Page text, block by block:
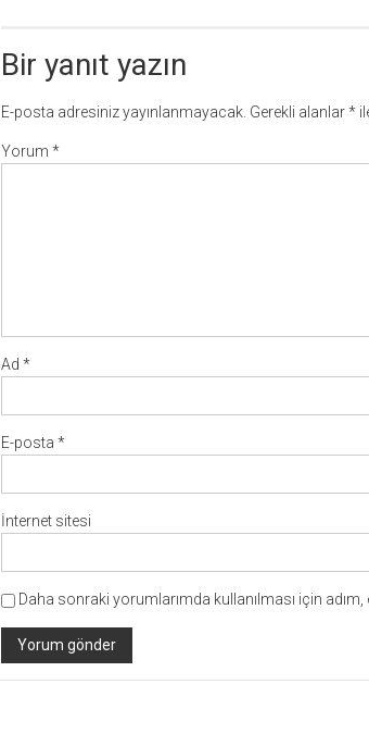
Bir yanıt yazın
E-posta adresiniz yayınlanmayacak. Gerekli alanlar*
Yorum *
Ad *
E-posta *
İnternet sitesi
Daha sonraki yorumlarımda kullanılması için